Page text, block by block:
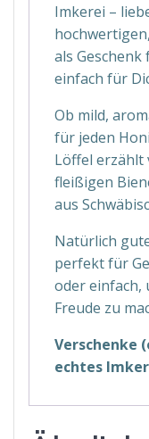
Imkerei –
als Geschenk
einfach für
Ob mild,
für jeden
Löffel erzählt
fleißigen
aus
Natürlich
perfekt für
oder einfach,
Freude zu
Verschenke
echtes